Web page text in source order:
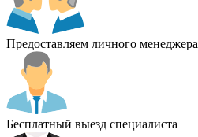
Предоставляем личного менеджера
Бесплатный выезд специалиста